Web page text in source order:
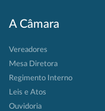
A Câmara
Vereadores
Mesa Diretora
Regimento Interno
Leis e Atos
Ouvidoria